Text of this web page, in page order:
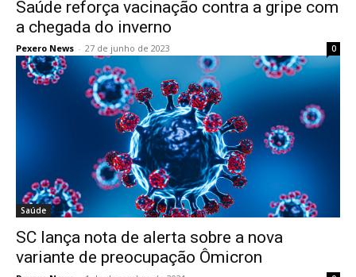
Saúde reforça vacinação contra a gripe com
a chegada do inverno
Pexero News - 27 de junho de 2023 0
Saúde
SC lança nota de alerta sobre a nova
variante de preocupação Ômicron